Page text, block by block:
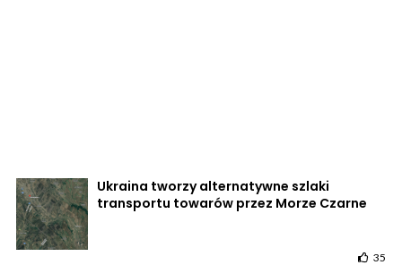
Ukraina tworzy alternatywne szlaki
transportu towarów przez Morze Czarne
35